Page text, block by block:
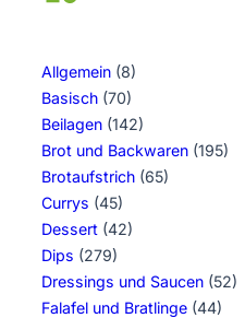
Allgemein (8)
Basisch (70)
Beilagen (142)
Brot und Backwaren (195)
Brotaufstrich (65)
Currys (45)
Dessert (42)
Dips (279)
Dressings und Saucen (52)
Falafel und Bratlinge (44)